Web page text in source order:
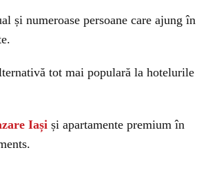
și numeroase persoane care ajung în
tot mai populară la hotelurile
Iași și apartamente premium în